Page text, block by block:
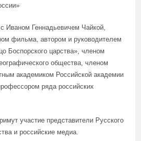
с Иваном Геннадьевичем Чайкой,
фильма, автором и руководителем
Боспорского царства», членом
общества, членом
академиком Российской академии
ряда российских
участие представители Русского
и российские медиа.